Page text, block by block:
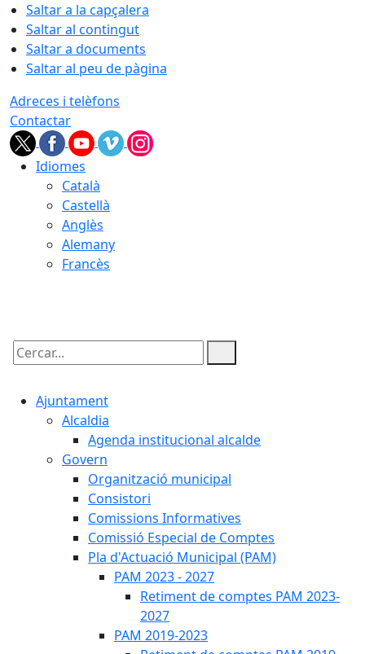
Saltar a la capçalera
Saltar al contingut
Saltar a documents
Saltar al peu de pàgina
Adreces i telèfons
Contactar
Idiomes
Català
Castellà
Anglès
Alemany
Francès
Cercar:
Ajuntament
Alcaldia
Agenda institucional alcalde
Govern
Organització municipal
Consistori
Comissions Informatives
Comissió Especial de Comptes
Pla d'Actuació Municipal (PAM)
PAM 2023 - 2027
Retiment de comptes PAM 2023-
2027
PAM 2019-2023